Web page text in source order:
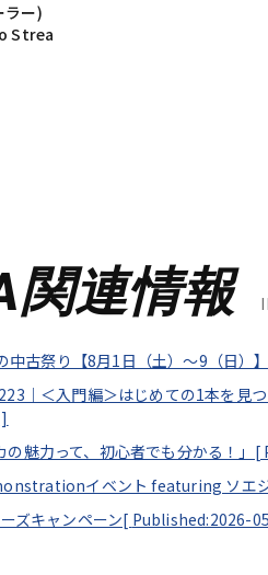
ラー)
Strea
関連情報
中古祭り【8月1日（土）～9（日）
｜＜入門編＞はじめての1本を
]
の魅力って、初心者でも分かる！」[
イベント featuring ソエ
ズキャンペーン[ Published:2026-